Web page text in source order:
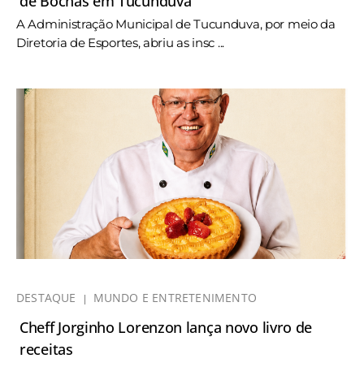
A Administração Municipal de Tucunduva, por meio da
Diretoria de Esportes, abriu as insc ...
DESTAQUE MUNDO E ENTRETENIMENTO
Cheff Jorginho Lorenzon lança novo livro de
receitas